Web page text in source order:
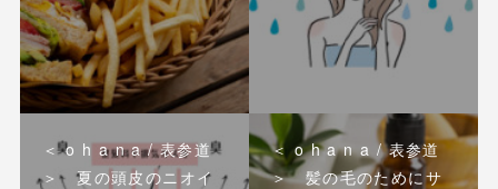
＜ o h a n a / 表参道
＞ 夏の頭皮のニオイ
＜ o h a n a / 表参道
＞ 髪の毛のためにサ